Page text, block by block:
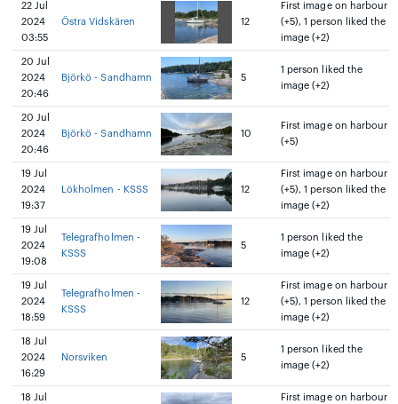
22 Jul
2024
03:55
Östra Vidskären 12
First image on harbour
(+5), 1 person liked the
image (+2)
20 Jul
2024
20:46
Björkö - Sandhamn 5
1 person liked the
image (+2)
20 Jul
2024
20:46
Björkö - Sandhamn 10
First image on harbour
(+5)
19 Jul
2024
19:37
Lökholmen - KSSS 12
First image on harbour
(+5), 1 person liked the
image (+2)
19 Jul
2024
19:08
Telegrafholmen -
KSSS
5
1 person liked the
image (+2)
19 Jul
2024
18:59
Telegrafholmen -
KSSS
12
First image on harbour
(+5), 1 person liked the
image (+2)
18 Jul
2024
16:29
Norsviken 5
1 person liked the
image (+2)
18 Jul First image on harbour